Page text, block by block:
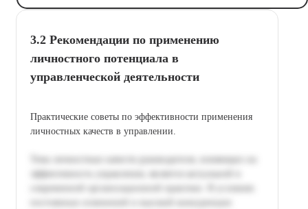
3.2 Рекомендации по применению
личностного потенциала в
управленческой деятельности
Практические советы по эффективности применения
личностных качеств в управлении.